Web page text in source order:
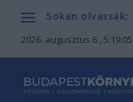
Sokan olvassák:
2026. augusztus 6., 5:19:06